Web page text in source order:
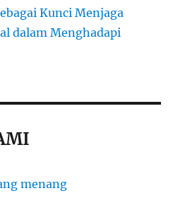
Kunci Menjaga
dalam Menghadapi
menang